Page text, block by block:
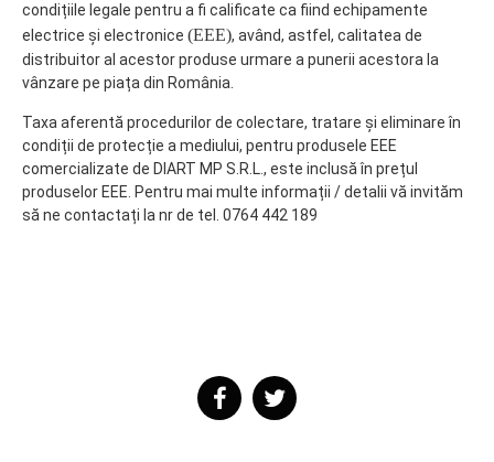
condițiile legale pentru a fi calificate ca fiind echipamente
electrice și electronice (EEE), având, astfel, calitatea de
distribuitor al acestor produse urmare a punerii acestora la
vânzare pe piața din România.
Taxa aferentă procedurilor de colectare, tratare și eliminare în
condiții de protecție a mediului, pentru produsele EEE
comercializate de DIART MP S.R.L., este inclusă în prețul
produselor EEE. Pentru mai multe informații / detalii vă invităm
să ne contactați la nr de tel. 0764 442 189